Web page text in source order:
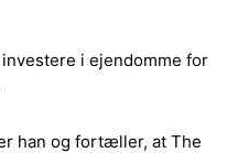
i ejendomme for
han og fortæller, at The